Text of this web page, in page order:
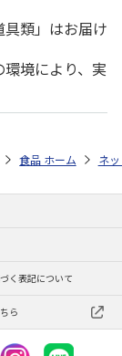
類」はお届け
境により、実
カテゴリから探す
いお土産特集 シ
帰省で贈りたいお
食品・グルメストア
ホーム ネ
く表記について
ら